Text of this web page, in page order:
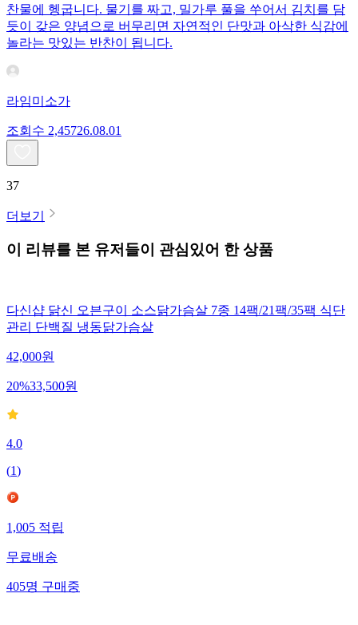
찬물에 헹굽니다. 물기를 짜고, 밀가루 풀을 쑤어서 김치를 담
듯이 갖은 양념으로 버무리면 자연적인 단맛과 아삭한 식감에
놀라는 맛있는 반찬이 됩니다.
라임미소가
조회수 2,45726.08.01
37
더보기
이 리뷰를 본 유저들이 관심있어 한 상품
다신샵 닭신 오븐구이 소스닭가슴살 7종 14팩/21팩/35팩 식단
관리 단백질 냉동닭가슴살
42,000원
20%33,500원
4.0
(1)
1,005적립
무료배송
405명구매중